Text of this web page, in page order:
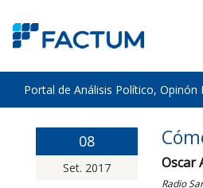
Portal de Análisis Político, Opinón
08
Set. 2017 Oscar
Radio